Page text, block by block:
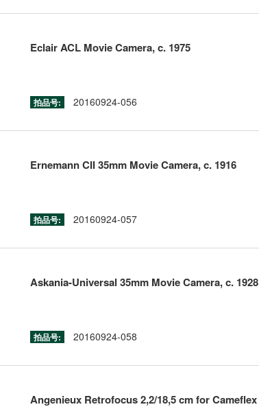
Eclair ACL Movie Camera, c. 1975
拍品号: 20160924-056
Ernemann CII 35mm Movie Camera, c. 1916
拍品号: 20160924-057
Askania-Universal 35mm Movie Camera, c. 1928
拍品号: 20160924-058
Angenieux Retrofocus 2,2/18,5 cm for Cameflex